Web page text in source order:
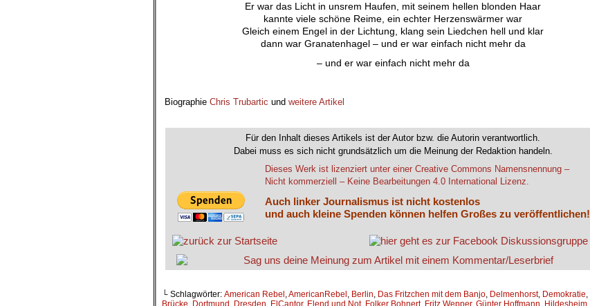
Er war das Licht in unsrem Haufen, mit seinem hellen blonden Haar
kannte viele schöne Reime, ein echter Herzenswärmer war
Gleich einem Engel in der Lichtung, klang sein Liedchen hell und klar
dann war Granatenhagel – und er war einfach nicht mehr da
– und er war einfach nicht mehr da
Biographie Chris Trubartic und weitere Artikel
Für den Inhalt dieses Artikels ist der Autor bzw. die Autorin verantwortlich.
Dabei muss es sich nicht grundsätzlich um die Meinung der Redaktion handeln.
Dieses Werk ist lizenziert unter einer Creative Commons Namensnennung –
Nicht kommerziell – Keine Bearbeitungen 4.0 International Lizenz.
Auch linker Journalismus ist nicht kostenlos
und auch kleine Spenden können helfen Großes zu veröffentlichen!
└ Schlagwörter: American Rebel ,AmericanRebel , Berlin, Das Fritzchen mit dem Banjo, Delmenhorst, Demokratie,